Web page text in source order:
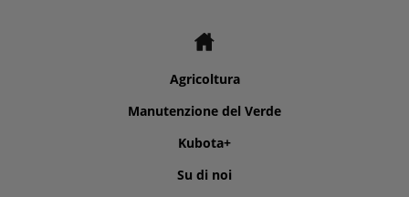
Agricoltura
Manutenzione del Verde
Kubota+
Su di noi